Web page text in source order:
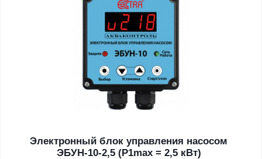
Электронный блок управления насосом
ЭБУН-10-2,5 (P1max = 2,5 кВт)